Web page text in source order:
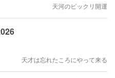
天河のビックリ開運
天才は忘れたころにやって来る